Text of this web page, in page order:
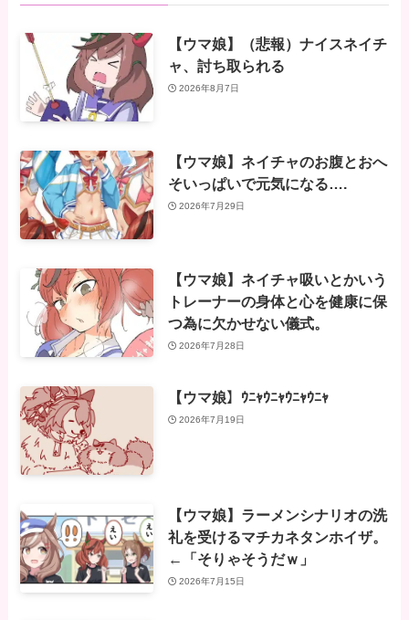
【ウマ娘】（悲報）ナイスネイチ
ャ、討ち取られる
2026年8月7日
【ウマ娘】ネイチャのお腹とおへ
そいっぱいで元気になる….
2026年7月29日
【ウマ娘】ネイチャ吸いとかいう
トレーナーの身体と心を健康に保
つ為に欠かせない儀式。
2026年7月28日
【ウマ娘】ｳﾆｬｳﾆｬｳﾆｬｳﾆｬ
2026年7月19日
【ウマ娘】ラーメンシナリオの洗
礼を受けるマチカネタンホイザ。
←「そりゃそうだｗ」
2026年7月15日